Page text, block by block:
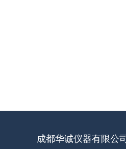
成都华诚仪器有限公司